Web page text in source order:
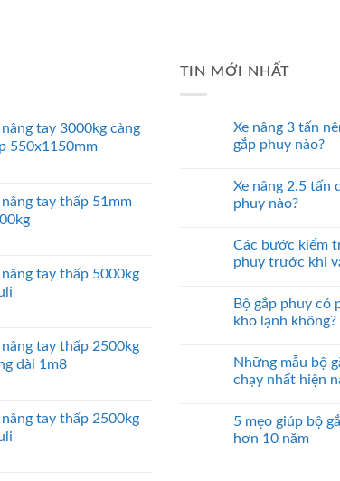
nâng tay 3000kg càng
550x1150mm
nâng tay thấp 51mm
nâng tay thấp 5000kg
nâng tay thấp 2500kg
dài 1m8
nâng tay thấp 2500kg
TIN MỚI NHẤT
Xe nâng 3 tấn
gắp phuy nào?
Xe nâng 2.5 tấn
phuy nào?
Các bước kiểm
phuy trước khi
Bộ gắp phuy có
kho lạnh không?
Những mẫu bộ
chạy nhất hiện
5 mẹo giúp bộ
hơn 10 năm